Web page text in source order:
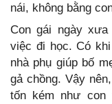
nái, không bằng
Con gái ngày
việc đi học. Có
nhà phụ giúp bố
gả chồng. Vậy
tốn kém như con